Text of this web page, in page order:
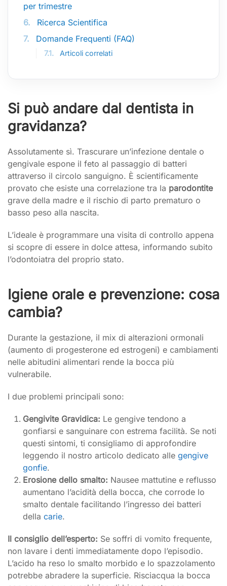
per trimestre
6.
Ricerca Scientifica
7.
Domande Frequenti (FAQ)
7.1. Articoli correlati
Si può andare dal dentista in
gravidanza?
Assolutamente sì. Trascurare un’infezione dentale o
gengivale espone il feto al passaggio di batteri
attraverso il circolo sanguigno. È scientificamente
provato che esiste una correlazione tra la parodontite
grave della madre e il rischio di parto prematuro o
basso peso alla nascita.
L’ideale è programmare una visita di controllo appena
si scopre di essere in dolce attesa, informando subito
l’odontoiatra del proprio stato.
Igiene orale e prevenzione: cosa
cambia?
Durante la gestazione, il mix di alterazioni ormonali
(aumento di progesterone ed estrogeni) e cambiamenti
nelle abitudini alimentari rende la bocca più
vulnerabile.
I due problemi principali sono:
Gengivite Gravidica: Le gengive tendono a
gonfiarsi e sanguinare con estrema facilità. Se noti
questi sintomi, ti consigliamo di approfondire
leggendo il nostro articolo dedicato alle gengive
gonfie.
Erosione dello smalto: Nausee mattutine e reflusso
aumentano l’acidità della bocca, che corrode lo
smalto dentale facilitando l’ingresso dei batteri
della carie.
Il consiglio dell’esperto: Se soffri di vomito frequente,
non lavare i denti immediatamente dopo l’episodio.
L’acido ha reso lo smalto morbido e lo spazzolamento
potrebbe abradere la superficie. Risciacqua la bocca